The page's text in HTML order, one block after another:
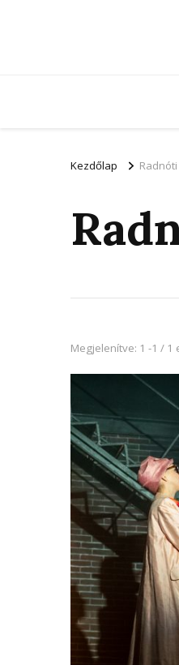
Kezdőlap
Megjelenítve: 1 -1 / 1